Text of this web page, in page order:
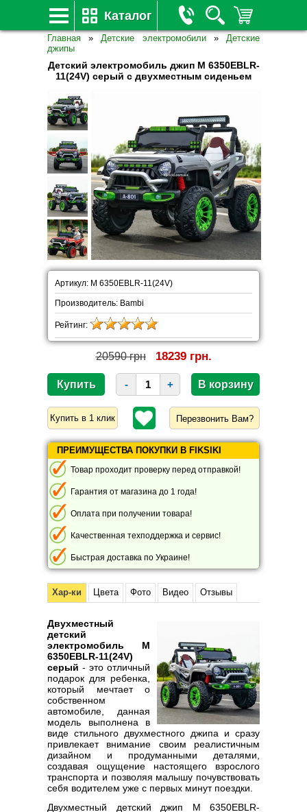
Каталог
Главная »Детские электромобили »Детские
джипы
Детский электромобиль джип M 6350EBLR-
11(24V) серый с двухместным сиденьем
Артикул: M 6350EBLR-11(24V)
Производитель: Bambi
Рейтинг:
20590 грн 18239 грн.
- +
Перезвонить Вам?
ПРЕИМУЩЕСТВА ПОКУПКИ В FIKSIKI
Товар проходит проверку перед отправкой!
Гарантия от магазина до 1 года!
Оплата при получении товара!
Качественная техподдержка и сервис!
Быстрая доставка по Украине!
Хар-ки Цвета Фото Видео Отзывы
Двухместный
детский
электромобиль M
6350EBLR-11(24V)
серый - это отличный
подарок для ребенка,
который мечтает о
собственном
автомобиле, данная
модель выполнена в
виде стильного двухместного джипа и сразу
привлекает внимание своим реалистичным
дизайном и продуманными деталями,
создавая ощущение настоящего взрослого
транспорта и позволяя малышу почувствовать
себя водителем уже с первых минут поездки.
Двухместный детский джип M 6350EBLR-